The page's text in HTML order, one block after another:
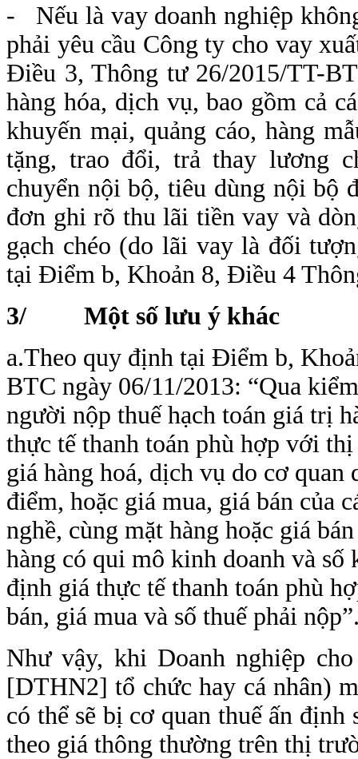
- Nếu là vay doanh nghiệp
phải yêu cầu Công ty cho vay
Điều 3, Thông tư 26/2015/TT-
hàng hóa, dịch vụ, bao gồm cả
khuyến mại, quảng cáo, hàng
tặng, trao đổi, trả thay lương
chuyển nội bộ, tiêu dùng nội bộ
đơn ghi rõ thu lãi tiền vay và
gạch chéo (do lãi vay là đối
tại Điểm b, Khoản 8, Điều 4
3/ Một số lưu ý khác
a.Theo quy định tại Điểm b,
BTC ngày 06/11/2013: “Qua
người nộp thuế hạch toán giá trị
thực tế thanh toán phù hợp với
giá hàng hoá, dịch vụ do cơ
điểm, hoặc giá mua, giá bán của
nghề, cùng mặt hàng hoặc giá
hàng có qui mô kinh doanh và
định giá thực tế thanh toán phù
bán, giá mua và số thuế phải
Như vậy, khi Doanh nghiệp
[DTHN2] tổ chức hay cá nhân)
có thể sẽ bị cơ quan thuế ấn
theo giá thông thường trên thị